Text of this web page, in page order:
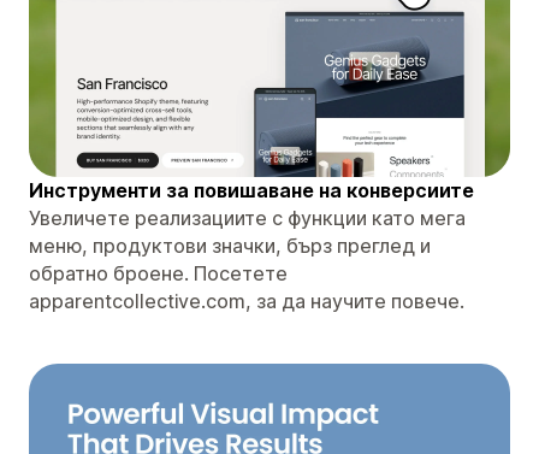
Инструменти за повишаване на конверсиите
Увеличете реализациите с функции като мега
меню, продуктови значки, бърз преглед и
обратно броене. Посетете
apparentcollective.com, за да научите повече.